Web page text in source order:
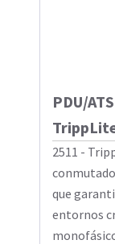
PDU/
2511 -
que
entornos